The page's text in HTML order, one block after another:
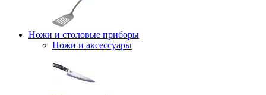
Ножи и столовые приборы
Ножи и аксессуары